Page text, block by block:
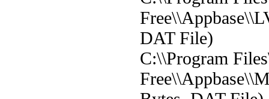
DAT File)
C:\\Program